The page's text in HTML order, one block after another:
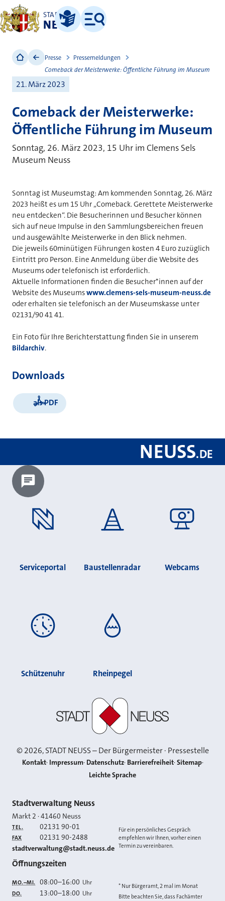
STADT
NEUSS
Leichte Sprache
Menü
Presse
Pressemeldungen
Comeback der Meisterwerke: Öffentliche Führung im Museum
21. März 2023
Comeback der Meisterwerke:
Öffentliche Führung im Museum
Sonntag, 26. März 2023, 15 Uhr im Clemens Sels
Museum Neuss
Sonntag ist Museumstag: Am kommenden Sonntag, 26. März
2023 heißt es um 15 Uhr „Comeback. Gerettete Meisterwerke
neu entdecken“. Die Besucherinnen und Besucher können
sich auf neue Impulse in den Sammlungsbereichen freuen
und ausgewählte Meisterwerke in den Blick nehmen.
Die jeweils 60minütigen Führungen kosten 4 Euro zuzüglich
Eintritt pro Person. Eine Anmeldung über die Website des
Museums oder telefonisch ist erforderlich.
Aktuelle Informationen finden die Besucher*innen auf der
Website des Museumswww.clemens-sels-museum-neuss.de
oder erhalten sie telefonisch an der Museumskasse unter
02131/90 41 41.
Ein Foto für Ihre Berichterstattung finden Sie in unserem
Bildarchiv.
Downloads
als PDF
NEUSS.DE
Chatbot laden?
Serviceportal Baustellenradar Webcams
Schützenuhr Rheinpegel
©2026, STADT NEUSS – Der Bürgermeister · Pressestelle
Kontakt Impressum Datenschutz Barrierefreiheit Sitemap
Leichte Sprache
Kontakt
Stadtverwaltung Neuss
Markt 2 ·41460 Neuss
TEL. 02131 90-01
FAX 02131 90-2488
E-MAIL
stadtverwaltung@stadt.neuss.de
Für ein persönliches Gespräch
empfehlen wir Ihnen, vorher einen
Termin zu vereinbaren.
Öffnungszeiten
MO.–MI. 08:00–16:00 Uhr
DO. 13:00–18:00 Uhr
* Nur Bürgeramt, 2 mal im Monat
Bitte beachten Sie, dass Fachämter